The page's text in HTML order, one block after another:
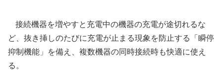
接続機器を増やすと充電中の機器の充電が途切れるな
ど、抜き挿しのたびに充電が止まる現象を防止する「瞬停
抑制機能」を備え、複数機器の同時接続時も快適に使え
る。